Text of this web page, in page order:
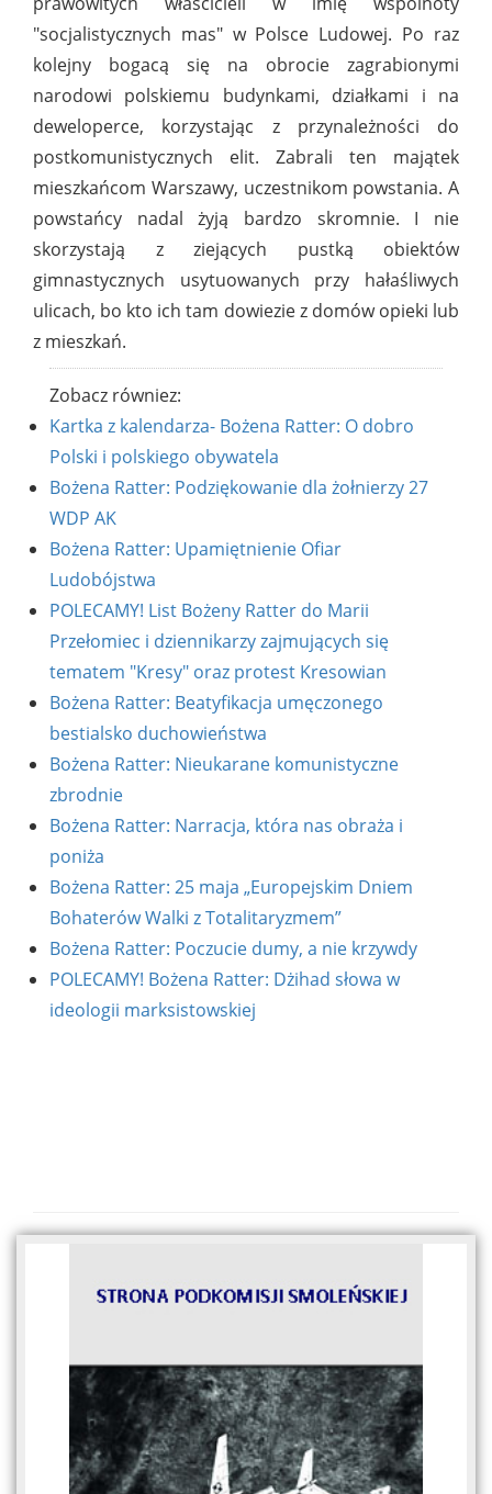
"socjalistycznych mas" w Polsce Ludowej. Po raz
kolejny bogacą się na obrocie zagrabionymi
narodowi polskiemu budynkami, działkami i na
deweloperce, korzystając z przynależności do
postkomunistycznych elit. Zabrali ten majątek
mieszkańcom Warszawy, uczestnikom powstania. A
powstańcy nadal żyją bardzo skromnie. I nie
skorzystają z ziejących pustką obiektów
gimnastycznych usytuowanych przy hałaśliwych
ulicach, bo kto ich tam dowiezie z domów opieki lub
z mieszkań.
Zobacz równiez:
Kartka z kalendarza- Bożena Ratter: O dobro
Polski i polskiego obywatela
Bożena Ratter: Podziękowanie dla żołnierzy 27
WDP AK
Bożena Ratter: Upamiętnienie Ofiar
Ludobójstwa
POLECAMY! List Bożeny Ratter do Marii
Przełomiec i dziennikarzy zajmujących się
tematem "Kresy" oraz protest Kresowian
Bożena Ratter: Beatyfikacja umęczonego
bestialsko duchowieństwa
Bożena Ratter: Nieukarane komunistyczne
zbrodnie
Bożena Ratter: Narracja, która nas obraża i
poniża
Bożena Ratter: 25 maja „Europejskim Dniem
Bohaterów Walki z Totalitaryzmem”
Bożena Ratter: Poczucie dumy, a nie krzywdy
POLECAMY! Bożena Ratter: Dżihad słowa w
ideologii marksistowskiej